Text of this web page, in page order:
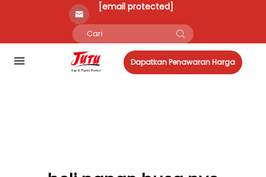
[email protected]
Dapatkan Penawaran Harga